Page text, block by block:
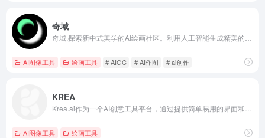
奇域
AI图像工具 绘画工具 # AIGC # AI作图 # ai创作
KREA
AI图像工具 绘画工具